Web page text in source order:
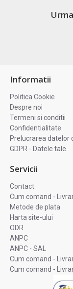
Informatii
Politica Cookie
Despre noi
Termeni si conditii
Confidentialitate
Prelucrarea datelor
GDPR - Datele tale
Servicii
Contact
Cum comand -
Metode de plata
Harta site-ului
ODR
ANPC
ANPC - SAL
Cum comand -
Cum comand -